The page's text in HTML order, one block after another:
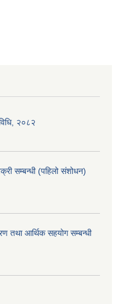
२०८२
सम्बन्धी (पहिलो संशोधन)
तथा आर्थिक सहयोग सम्बन्धी